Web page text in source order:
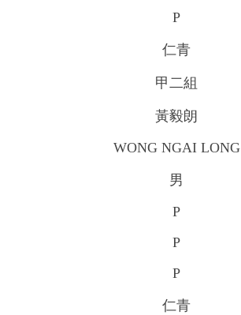
P
仁青
甲二組
黃毅朗
WONG NGAI LONG
男
P
P
P
仁青